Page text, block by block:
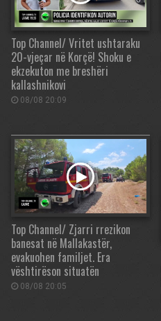
Top Channel/ Vritet ushtaraku
20-vjeçar në Korçë! Shoku e
ekzekuton me breshëri
kallashnikovi
08/08 20:09
Top Channel/ Zjarri rrezikon
banesat në Mallakastër,
evakuohen familjet. Era
vështirëson situatën
08/08 20:05